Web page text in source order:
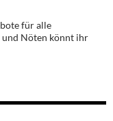
für alle
und Nöten könnt ihr